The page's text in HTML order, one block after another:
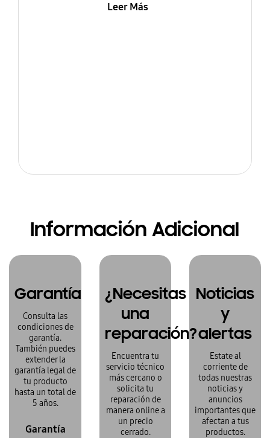
Leer Más
Información Adicional
Garantía
Consulta las
condiciones de
garantía.
También puedes
extender la
garantía legal de
tu producto
hasta un total de
5 años.
Garantía
¿Necesitas
una
reparación?
Encuentra tu
servicio técnico
más cercano o
solicita tu
reparación de
manera online a
un precio
cerrado.
Noticias
y
alertas
Estate al
corriente de
todas nuestras
noticias y
anuncios
importantes que
afectan a tus
productos.